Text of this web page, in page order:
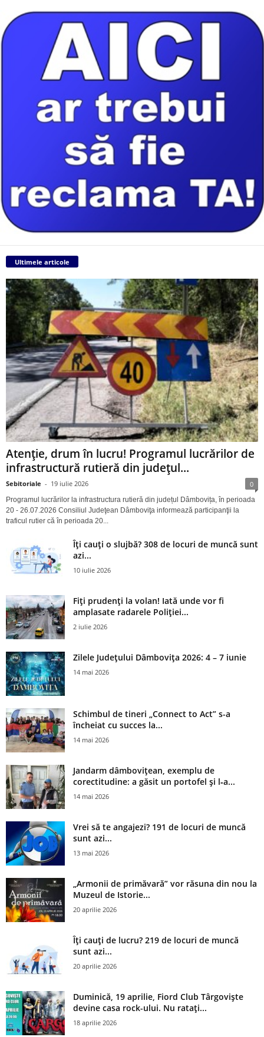
Ultimele articole
Atenție, drum în lucru! Programul lucrărilor de
infrastructură rutieră din județul...
Sebitoriale - 19 iulie 2026 0
Programul lucrărilor la infrastructura rutieră din județul Dâmbovița, în perioada
20 - 26.07.2026 Consiliul Judeţean Dâmboviţa informează participanţii la
traficul rutier că în perioada 20...
Îți cauți o slujbă? 308 de locuri de muncă sunt
azi...
10 iulie 2026
Fiți prudenți la volan! Iată unde vor fi
amplasate radarele Poliției...
2 iulie 2026
Zilele Județului Dâmbovița 2026: 4 – 7 iunie
14 mai 2026
Schimbul de tineri „Connect to Act” s-a
încheiat cu succes la...
14 mai 2026
Jandarm dâmbovițean, exemplu de
corectitudine: a găsit un portofel și l‑a...
14 mai 2026
Vrei să te angajezi? 191 de locuri de muncă
sunt azi...
13 mai 2026
„Armonii de primăvară” vor răsuna din nou la
Muzeul de Istorie...
20 aprilie 2026
Îți cauți de lucru? 219 de locuri de muncă
sunt azi...
20 aprilie 2026
Duminică, 19 aprilie, Fiord Club Târgoviște
devine casa rock-ului. Nu ratați...
18 aprilie 2026